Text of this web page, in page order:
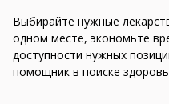
Выбирайте нужные
одном месте, экономьте
доступности нужных
помощник в поиске